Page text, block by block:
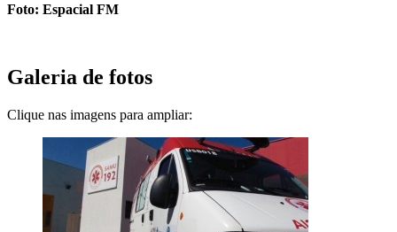
Foto: Espacial FM
Galeria de fotos
Clique nas imagens para ampliar: